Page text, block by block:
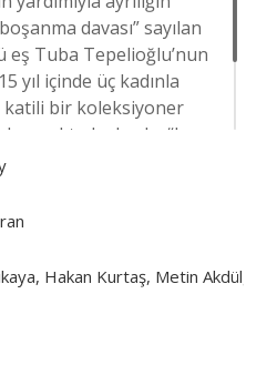
boşanma davası” sayılan
eş Tuba Tepelioğlu’nun
yıl içinde üç kadınla
katili bir koleksiyoner
Leyla, “hem
“narsist” adama karşı
savunacaktır.
duman olur.
Hakan Kurtaş, Metin